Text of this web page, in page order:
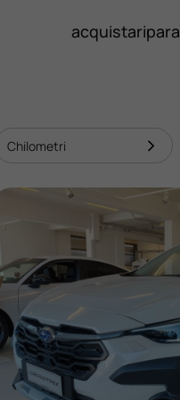
acquistaripara